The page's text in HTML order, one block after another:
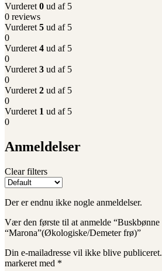
Vurderet 0 ud af 5
0 reviews
Vurderet 5 ud af 5
0
Vurderet 4 ud af 5
0
Vurderet 3 ud af 5
0
Vurderet 2 ud af 5
0
Vurderet 1 ud af 5
0
Anmeldelser
Clear filters
Der er endnu ikke nogle anmeldelser.
Vær den første til at anmelde “Buskbønne
“Marona”(Økologiske/Demeter frø)”
Din e-mailadresse vil ikke blive publiceret.
markeret med *